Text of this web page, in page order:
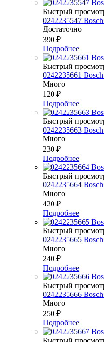
Быстрый
0242235547
Достаточно
390 ₽
Подробнее
Быстрый
0242235661
Много
120 ₽
Подробнее
Быстрый
0242235663
Много
230 ₽
Подробнее
Быстрый
0242235664
Много
420 ₽
Подробнее
Быстрый
0242235665
Много
240 ₽
Подробнее
Быстрый
0242235666
Много
250 ₽
Подробнее
Быстрый